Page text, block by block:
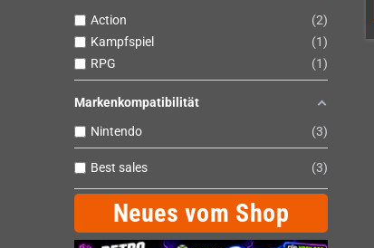
Action
2
Kampfspiel
1
RPG
1
Markenkompatibilität
Nintendo
3
Best sales 3
Neues vom Shop